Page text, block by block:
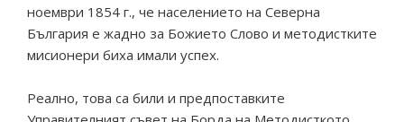
ноември 1854 г., че населението на Северна
България е жадно за Божието Слово и методистките
мисионери биха имали успех.
Реално, това са били и предпоставките